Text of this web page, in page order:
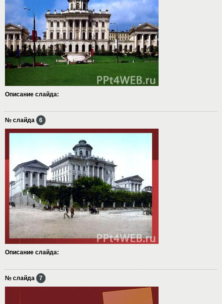
Описание слайда:
№ слайда 6
Описание слайда:
№ слайда 7